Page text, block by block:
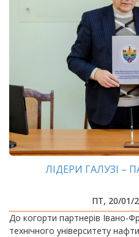
ЛІДЕРИ ГАЛУЗІ –
ПТ, 20/01/
До когорти партнерів Івано-
технічного університету